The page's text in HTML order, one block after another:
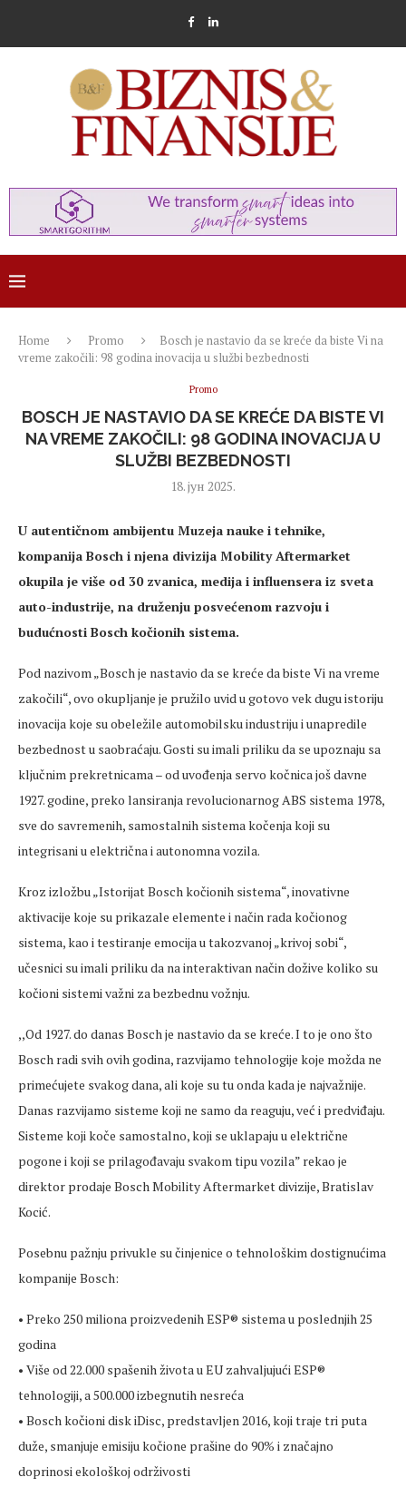
Home Promo
Bosch je nastavio da se kreće da biste Vi na
vreme zakočili: 98 godina inovacija u službi bezbednosti
Promo
BOSCH JE NASTAVIO DA SE KREĆE DA BISTE VI
NA VREME ZAKOČILI: 98 GODINA INOVACIJA U
SLUŽBI BEZBEDNOSTI
18. јун 2025.
U autentičnom ambijentu Muzeja nauke i tehnike,
kompanija Bosch i njena divizija Mobility Aftermarket
okupila je više od 30 zvanica, medija i influensera iz sveta
auto-industrije, na druženju posvećenom razvoju i
budućnosti Bosch kočionih sistema.
Pod nazivom „Bosch je nastavio da se kreće da biste Vi na vreme
zakočili“, ovo okupljanje je pružilo uvid u gotovo vek dugu istoriju
inovacija koje su obeležile automobilsku industriju i unapredile
bezbednost u saobraćaju. Gosti su imali priliku da se upoznaju sa
ključnim prekretnicama – od uvođenja servo kočnica još davne
1927. godine, preko lansiranja revolucionarnog ABS sistema 1978,
sve do savremenih, samostalnih sistema kočenja koji su
integrisani u električna i autonomna vozila.
Kroz izložbu „Istorijat Bosch kočionih sistema“, inovativne
aktivacije koje su prikazale elemente i način rada kočionog
sistema, kao i testiranje emocija u takozvanoj „krivoj sobi“,
učesnici su imali priliku da na interaktivan način dožive koliko su
kočioni sistemi važni za bezbednu vožnju.
,,Od 1927. do danas Bosch je nastavio da se kreće. I to je ono što
Bosch radi svih ovih godina, razvijamo tehnologije koje možda ne
primećujete svakog dana, ali koje su tu onda kada je najvažnije.
Danas razvijamo sisteme koji ne samo da reaguju, već i predviđaju.
Sisteme koji koče samostalno, koji se uklapaju u električne
pogone i koji se prilagođavaju svakom tipu vozila” rekao je
direktor prodaje Bosch Mobility Aftermarket divizije, Bratislav
Kocić.
Posebnu pažnju privukle su činjenice o tehnološkim dostignućima
kompanije Bosch:
• Preko 250 miliona proizvedenih ESP® sistema u poslednjih 25
godina
• Više od 22.000 spašenih života u EU zahvaljujući ESP®
tehnologiji, a 500.000 izbegnutih nesreća
• Bosch kočioni disk iDisc, predstavljen 2016, koji traje tri puta
duže, smanjuje emisiju kočione prašine do 90% i značajno
doprinosi ekološkoj održivosti